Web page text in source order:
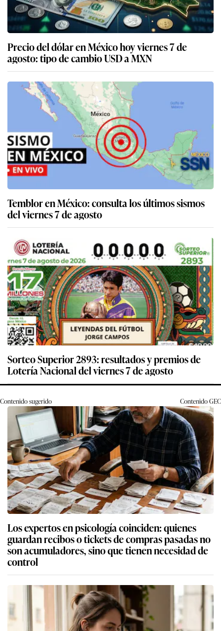
Precio del dólar en México hoy viernes 7 de
agosto: tipo de cambio USD a MXN
Temblor en México: consulta los últimos sismos
del viernes 7 de agosto
Sorteo Superior 2893: resultados y premios de
Lotería Nacional del viernes 7 de agosto
Contenido sugerido ContenidoGEC
Los expertos en psicología coinciden: quienes
guardan recibos o tickets de compras pasadas no
son acumuladores, sino que tienen necesidad de
control